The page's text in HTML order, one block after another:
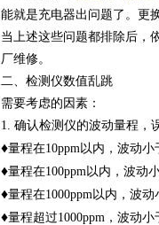
能就是充电器出问题了。更
当上述这些问题都排除后，
厂维修。
二、检测仪数值乱跳
需要考虑的因素：
1. 确认检测仪的波动量程，
♦量程在10ppm以内，波动小
♦量程在100ppm以内，波动
♦量程在1000ppm以内，波
♦量程超过1000ppm，波动小